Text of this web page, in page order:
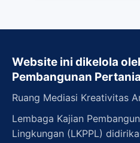
Website ini dikelola
Pembangunan
Ruang Mediasi Kreativitas
Lembaga Kajian
Lingkungan (LKPPL)